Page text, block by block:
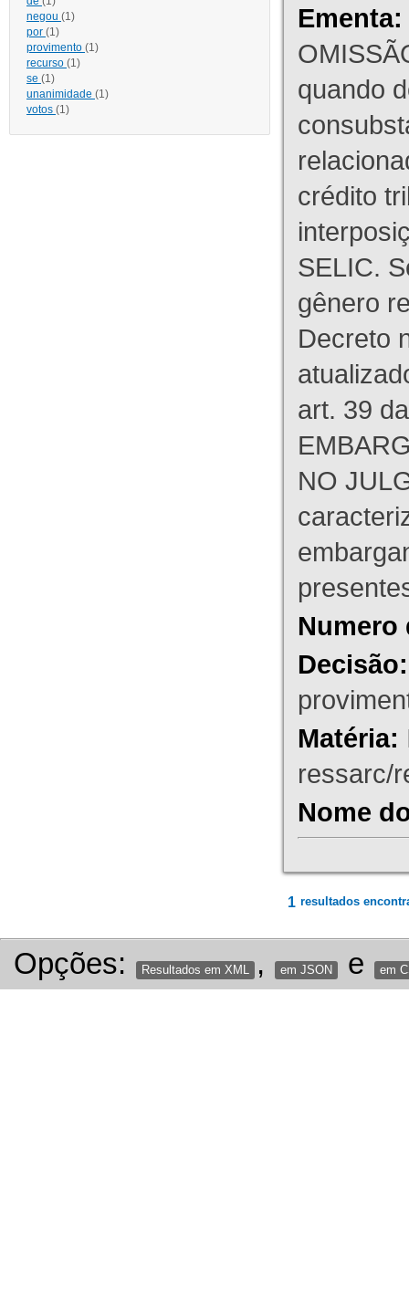
negou (1)
por (1)
provimento (1)
recurso (1)
se (1)
unanimidade (1)
votos (1)
Ementa:
quando
crédito
SELIC.
gênero
Decreto
art. 39
NO
Numero
Decisão:
Matéria:
ressarc/
Nome
1 resultados
Opções: Resultados em XML , em JSON e em